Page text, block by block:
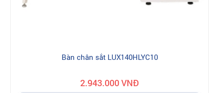
Bàn chân sắt LUX140HLYC10
2.943.000 VNĐ